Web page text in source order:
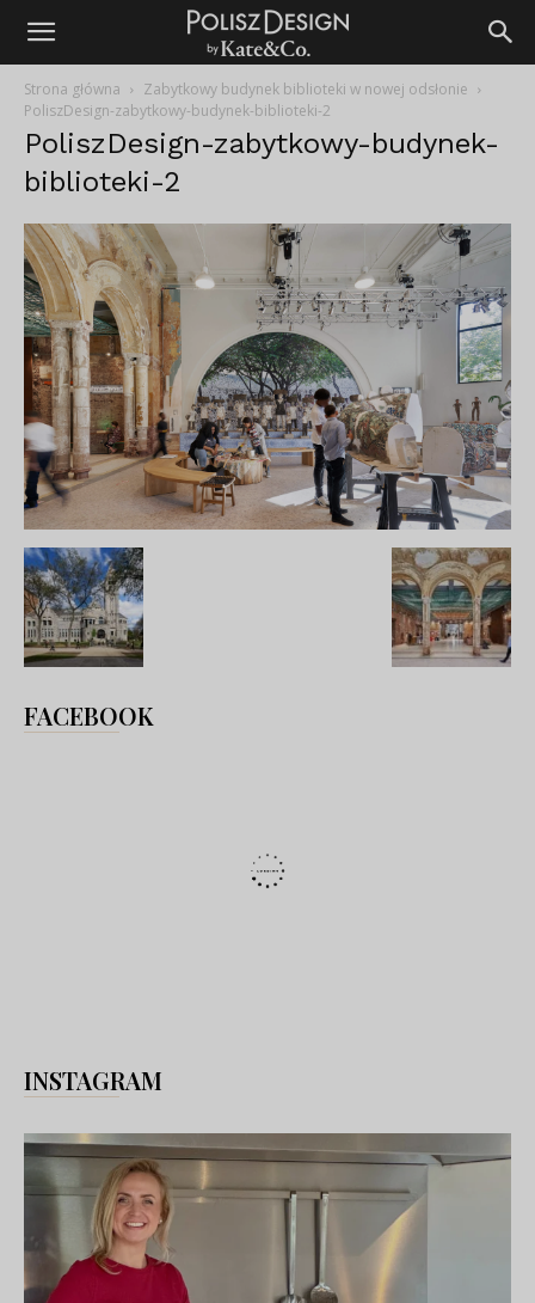
Strona główna
Zabytkowy budynek biblioteki w nowej odsłonie
PoliszDesign-zabytkowy-budynek-biblioteki-2
PoliszDesign-zabytkowy-budynek-
biblioteki-2
FACEBOOK
INSTAGRAM